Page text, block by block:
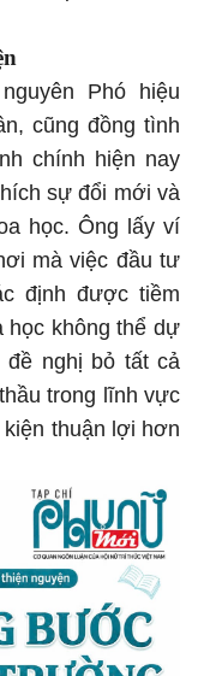
Phó hiệu
cũng đồng tình
chính hiện nay
sự đổi mới và
học. Ông lấy ví
mà việc đầu tư
định được tiềm
học không thể dự
nghị bỏ tất cả
trong lĩnh vực
kiện thuận lợi hơn